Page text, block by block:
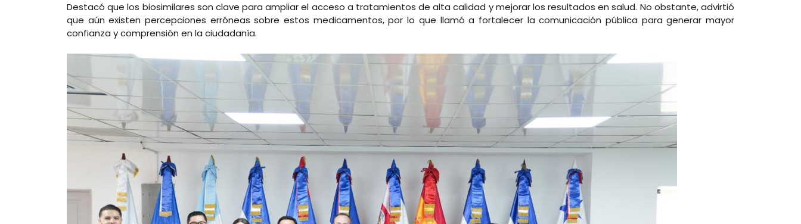
Destacó que los biosimilares son clave para ampliar el acceso a tratamientos de alta calidad y mejorar los resultados en salud. No obstante, advirtió
que aún existen percepciones erróneas sobre estos medicamentos, por lo que llamó a fortalecer la comunicación pública para generar mayor
confianza y comprensión en la ciudadanía.